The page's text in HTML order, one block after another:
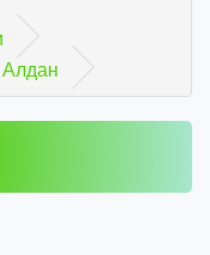
Алдан